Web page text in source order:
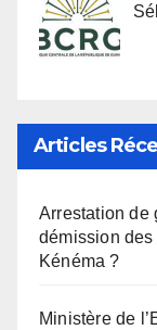
Articles
Arrestation de
démission
Kénéma ?
Ministère de